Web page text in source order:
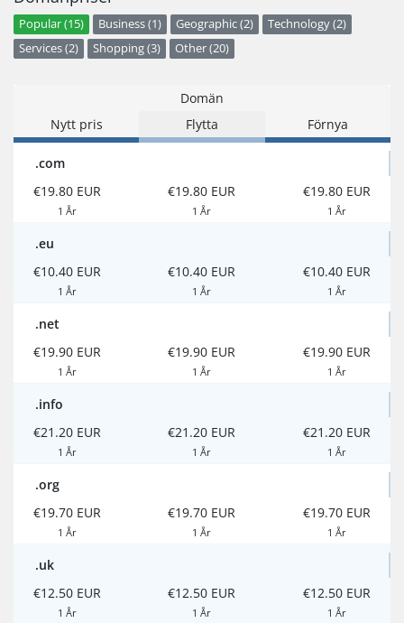
Popular (15) Business (1) Geographic (2)
Technology (2)
Services (2)
Shopping (3) Other (20)
Domän
Nytt pris
Flytta Förnya
.com
€19.80 EUR
1 År
€19.80 EUR
1 År
€19.80 EUR
1 År
.eu
€10.40 EUR
1 År
€10.40 EUR
1 År
€10.40 EUR
1 År
.net
€19.90 EUR
1 År
€19.90 EUR
1 År
€19.90 EUR
1 År
.info
€21.20 EUR
1 År
€21.20 EUR
1 År
€21.20 EUR
1 År
.org
€19.70 EUR
1 År
€19.70 EUR
1 År
€19.70 EUR
1 År
.uk
€12.50 EUR
1 År
€12.50 EUR
1 År
€12.50 EUR
1 År